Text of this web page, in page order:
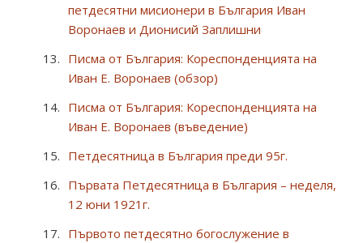
петдесятни мисионери в България Иван
Воронаев и Дионисий Заплишни
Писма от България: Кореспонденцията на
Иван Е. Воронаев (обзор)
Писма от България: Кореспонденцията на
Иван Е. Воронаев (въведение)
Петдесятница в България преди 95г.
Първата Петдесятница в България – неделя,
12 юни 1921г.
Първото петдесятно богослужение в